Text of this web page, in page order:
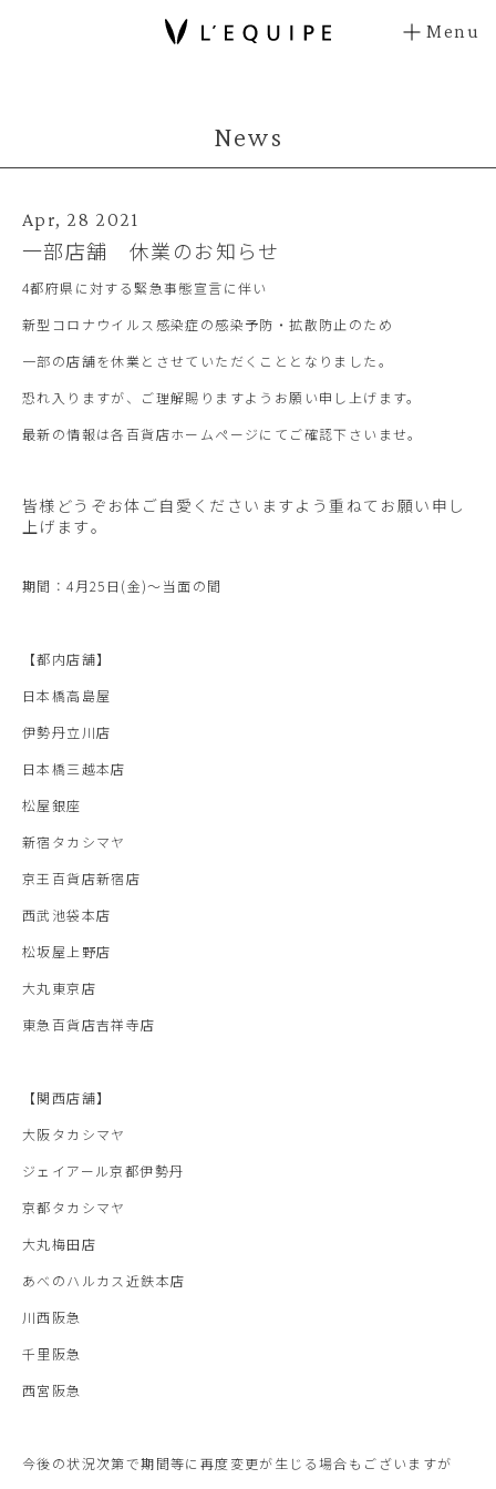
Menu
News
Apr, 28 2021
一部店舗 休業のお知らせ
4都府県に対する緊急事態宣言に伴い
新型コロナウイルス感染症の感染予防・拡散防止のため
一部の店舗を休業とさせていただくこととなりました。
恐れ入りますが、ご理解賜りますようお願い申し上げます。
最新の情報は各百貨店ホームページにてご確認下さいませ。
皆様どうぞお体ご自愛くださいますよう重ねてお願い申し
上げます。
期間：4月25日(金)～当面の間
【都内店舗】
日本橋高島屋
伊勢丹立川店
日本橋三越本店
松屋銀座
新宿タカシマヤ
京王百貨店新宿店
西武池袋本店
松坂屋上野店
大丸東京店
東急百貨店吉祥寺店
【関西店舗】
大阪タカシマヤ
ジェイアール京都伊勢丹
京都タカシマヤ
大丸梅田店
あべのハルカス近鉄本店
川西阪急
千里阪急
西宮阪急
今後の状況次第で期間等に再度変更が生じる場合もございますが